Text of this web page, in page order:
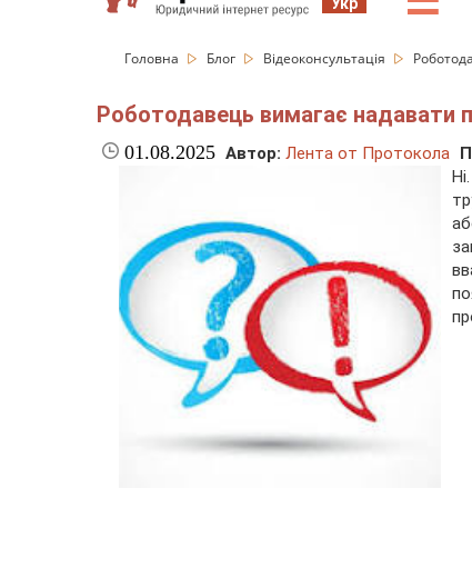
Головна Блог Відеоконсультація
Роботодавець вимагає надавати
01.08.2025 Автор: Лента от Протокола